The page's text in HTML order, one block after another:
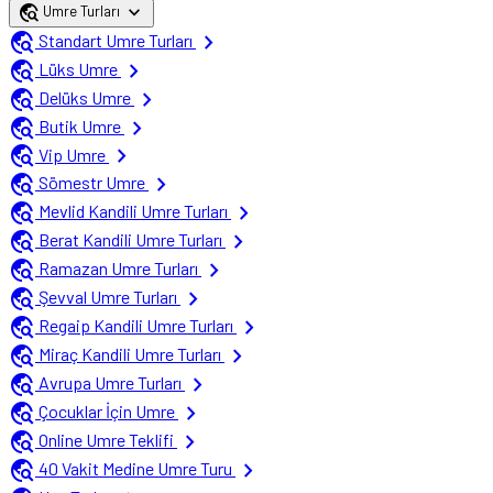
travel_explore Umre Turları expand_more
travel_explore Standart Umre Turları
chevron_right
travel_explore Lüks Umre chevron_right
travel_explore Delüks Umre chevron_right
travel_explore Butik Umre chevron_right
travel_explore Vip Umre chevron_right
travel_explore Sömestr Umre chevron_right
travel_explore Mevlid Kandili Umre Turları
chevron_right
travel_explore Berat Kandili Umre Turları
chevron_right
travel_explore Ramazan Umre Turları
chevron_right
travel_explore Şevval Umre Turları
chevron_right
travel_explore Regaip Kandili Umre Turları
chevron_right
travel_explore Miraç Kandili Umre Turları
chevron_right
travel_explore Avrupa Umre Turları
chevron_right
travel_explore Çocuklar İçin Umre chevron_right
travel_explore Online Umre Teklifi
chevron_right
travel_explore 40 Vakit Medine Umre Turu
chevron_right